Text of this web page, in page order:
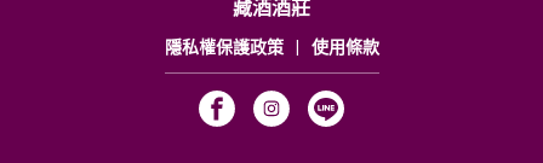
藏酒酒莊
隱私權保護政策 使用條款